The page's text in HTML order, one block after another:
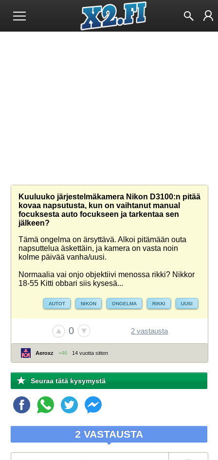
Kuuluuko järjestelmäkamera Nikon D3100:n pitää
kovaa napsutusta, kun on vaihtanut manual
focuksesta auto focukseen ja tarkentaa sen
jälkeen?
Tämä ongelma on ärsyttävä. Alkoi pitämään outa
napsuttelua äskettäin, ja kamera on vasta noin
kolme päivää vanha/uusi.
Normaalia vai onjo objektiivi menossa rikki? Nikkor
18-55 Kitti obbari siis kysesä...
AUTOT NIKON ONGELMA RIKKI UUSI
0 2 vastausta
Aeroxz +46 14 vuotta sitten
Seuraa tätä kysymystä
2 VASTAUSTA